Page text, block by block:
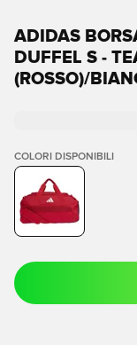
ADIDAS
DUFFEL S -
(ROSSO)/
COLORI DISPONIBILI